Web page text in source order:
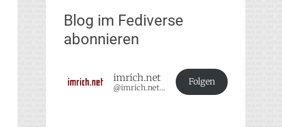
Blog im Fediverse
abonnieren
imrich.net
@imrich.net@imrich.net
Folgen